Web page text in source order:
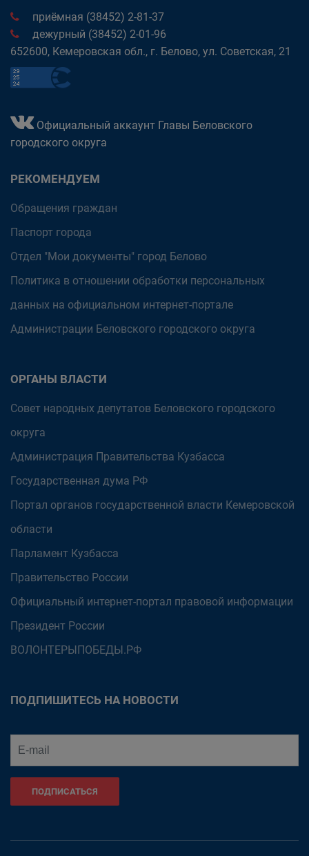
приёмная (38452) 2-81-37
дежурный (38452) 2-01-96
652600, Кемеровская обл., г. Белово, ул. Советская, 21
Официальный аккаунт Главы Беловского
городского округа
РЕКОМЕНДУЕМ
Обращения граждан
Паспорт города
Отдел "Мои документы" город Белово
Политика в отношении обработки персональных
данных на официальном интернет-портале
Администрации Беловского городского округа
ОРГАНЫ ВЛАСТИ
Совет народных депутатов Беловского городского
округа
Администрация Правительства Кузбасса
Государственная дума РФ
Портал органов государственной власти Кемеровской
области
Парламент Кузбасса
Правительство России
Официальный интернет-портал правовой информации
Президент России
ВОЛОНТЕРЫПОБЕДЫ.РФ
ПОДПИШИТЕСЬ НА НОВОСТИ
ПОДПИСАТЬСЯ